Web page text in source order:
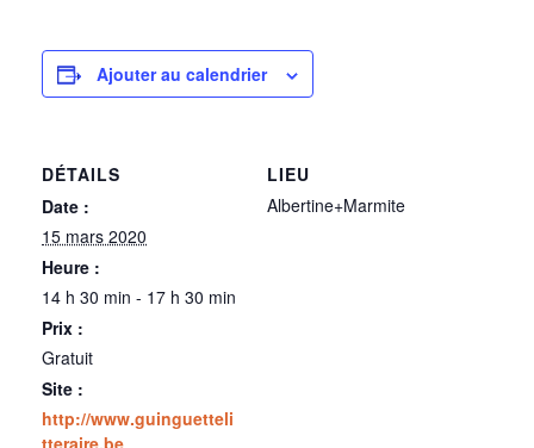
Ajouter au calendrier
DÉTAILS
Date :
15 mars 2020
Heure :
14 h 30 min - 17 h 30 min
Prix :
Gratuit
Site :
http://www.guinguetteli
tteraire.be
LIEU
Albertine+Marmite